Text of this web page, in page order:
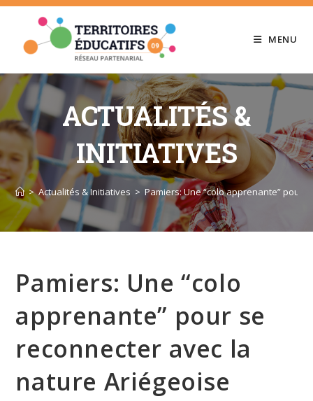
Skip
content
MENU
ACTUALITÉS &
INITIATIVES
> Actualités & Initiatives > Pamiers: Une “colo apprenante” pour
Pamiers: Une “colo
apprenante” pour se
reconnecter avec la
nature Ariégeoise